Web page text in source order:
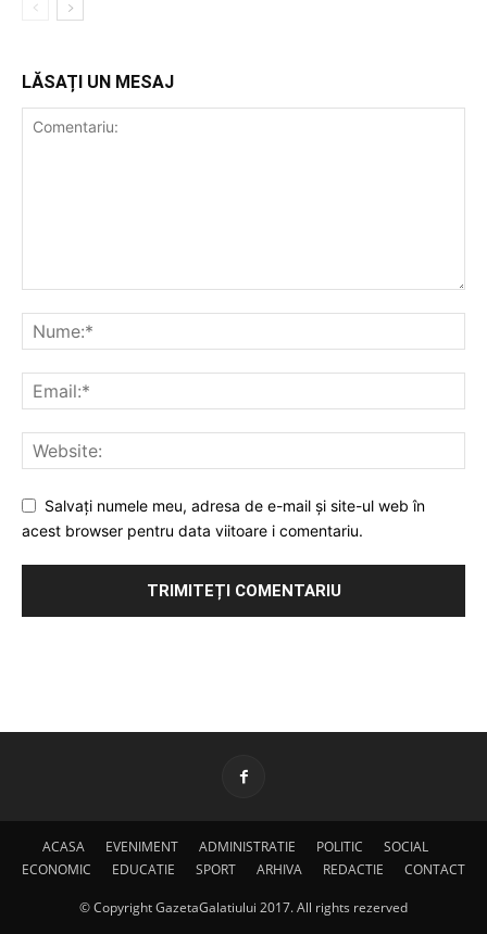
LĂSAȚI UN MESAJ
Salvați numele meu, adresa de e-mail și site-ul web în
acest browser pentru data viitoare i comentariu.
ACASA EVENIMENT ADMINISTRATIE POLITIC
SOCIAL
ECONOMIC
EDUCATIE SPORT ARHIVA REDACTIE CONTACT
© Copyright GazetaGalatiului 2017. All rights rezerved